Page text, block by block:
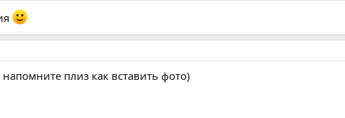
плиз как вставить фото)